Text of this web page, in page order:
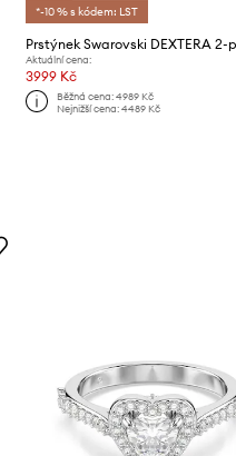
*-10 % s kódem: LST
Prstýnek Swarovski DEXTERA 2-
Aktuální cena:
3999 Kč
Běžná cena: 4989 Kč
Nejnižší cena: 4489 Kč